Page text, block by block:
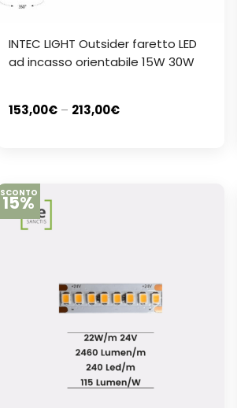
INTEC LIGHT Outsider faretto LED
ad incasso orientabile 15W 30W
153,00€ – 213,00€
SCONTO
15%